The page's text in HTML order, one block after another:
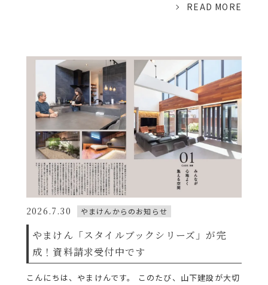
READ MORE
2026.7.30 やまけんからのお知らせ
やまけん「スタイルブックシリーズ」が完
成！資料請求受付中です
こんにちは、やまけんです。 このたび、山下建設が大切